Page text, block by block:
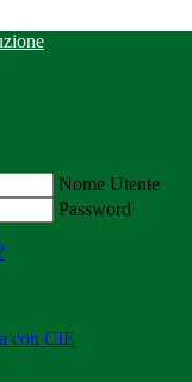
Nome Utente
Password
con CIE